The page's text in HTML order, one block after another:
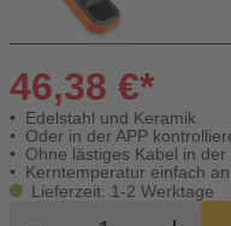
46,38 €*
Edelstahl und Keramik
Oder in der APP
Ohne lästiges Kabel in der
Kerntemperatur einfach
Lieferzeit: 1-2 Werktage
Produkt